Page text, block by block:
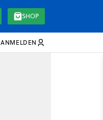
SHOP
ANMELDEN